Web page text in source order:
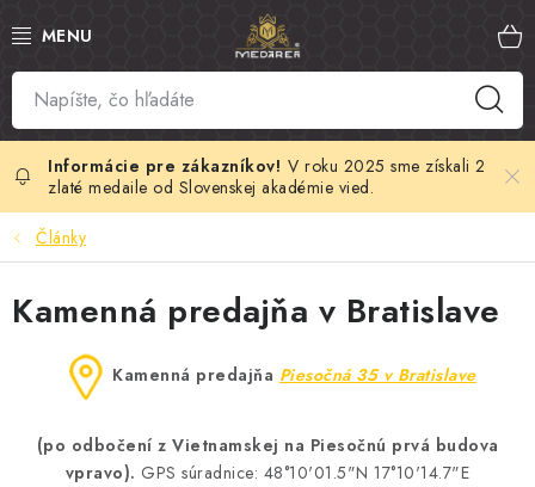
na
SLOVENSKÝ MED
MANUKA MED
VČELÍ PEĽ
MATERSKÁ KAŠIČKA
MEDOVÁ KOZMETIKA
V roku 2025 sme získali 2
zlaté medaile od Slovenskej akadémie vied.
Články
Kamenná predajňa v Bratislave
Kamenná predajňa Piesočná 35 v Bratislave
(po odbočení z Vietnamskej na Piesočnú prvá budova
vpravo). GPS súradnice: 48°10'01.5"N 17°10'14.7"E